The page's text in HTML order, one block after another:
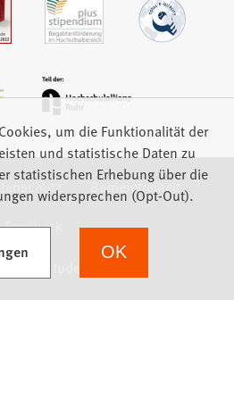
Barrierefreiheit
Feedback
um die Funktionalität der
und statistische Daten zu
statistischen Erhebung über die
widersprechen (Opt-Out).
OK